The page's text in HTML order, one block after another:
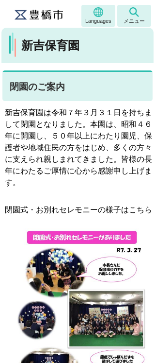
Languages メニュー
新吉保育園
閉園のご案内
新吉保育園は令和７年３月３１日を持ちま
して閉園となりました。本園は、昭和４６
年に開園し、５０年以上にわたり園児、保
護者や地域住民の方をはじめ、多くの方々
に支えられ親しまれてきました。皆様の長
年にわたるご厚情に心から感謝申し上げま
す。
閉園式・お別れセレモニーの様子はこちら